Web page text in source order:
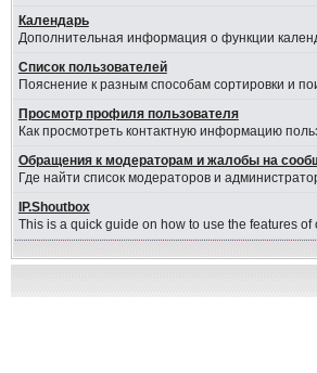
Календарь
Дополнительная информация о функции
Список пользователей
Пояснение к разным способам сортировки и
Просмотр профиля пользователя
Как просмотреть контактную информацию
Обращения к модераторам и жалобы на
Где найти список модераторов и
IP.Shoutbox
This is a quick guide on how to use the features of